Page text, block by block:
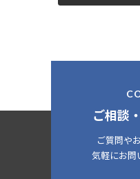
ご相談
ご質問や
気軽にお問